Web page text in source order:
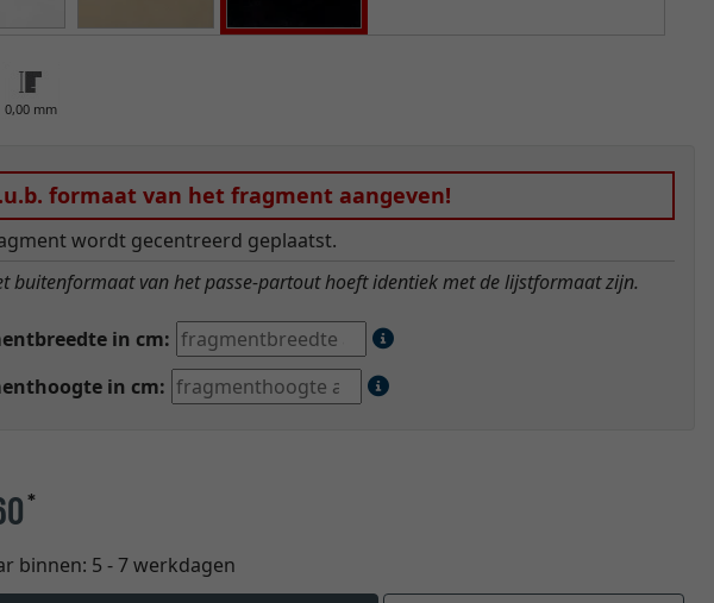
0,00 mm
formaat van het fragment aangeven!
wordt gecentreerd geplaatst.
buitenformaat van het passe-partout hoeft identiek met de lijstformaat zijn.
in cm:
in cm:
*
binnen: 5 - 7 werkdagen